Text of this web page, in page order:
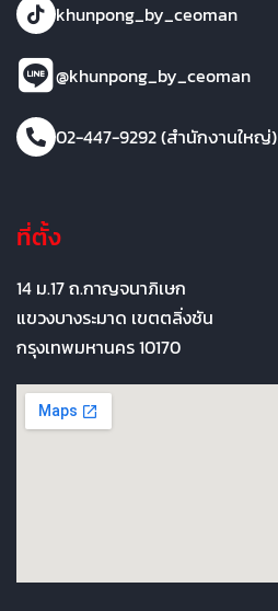
khunpong_by_ceoman
@khunpong_by_ceoman
02-447-9292 (สำนักงานใหญ่)
ที่ตั้ง
14 ม.17 ถ.กาญจนาภิเษก
แขวงบางระมาด เขตตลิ่งชัน
กรุงเทพมหานคร 10170